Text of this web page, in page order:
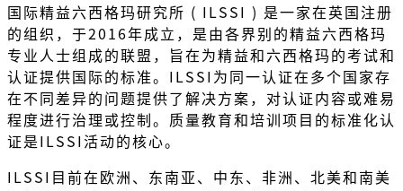
国际精益六西格玛研究所 ( ILSSI ) 是一家在英国注册
的组织，于2016年成立，是由各界别的精益六西格玛
专业人士组成的联盟，旨在为精益和六西格玛的考试和
认证提供国际的标准。ILSSI为同一认证在多个国家存
在不同差异的问题提供了解决方案，对认证内容或难易
程度进行治理或控制。质量教育和培训项目的标准化认
证是ILSSI活动的核心。
ILSSI目前在欧洲、东南亚、中东、非洲、北美和南美